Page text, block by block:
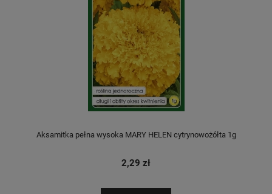
Aksamitka pełna wysoka MARY HELEN cytrynowożółta 1g
2,29 zł